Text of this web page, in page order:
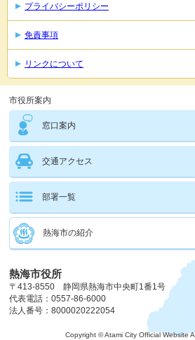
プライバシーポリシー
免責事項
リンクについて
市役所案内
窓口案内
交通アクセス
部署一覧
熱海市の紹介
熱海市役所
〒413-8550 静岡県熱海市中央町1番1号
代表電話：0557-86-6000
法人番号：8000020222054
Copyright © Atami City Official Website